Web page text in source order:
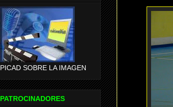
PICAD SOBRE LA IMAGEN
PATROCINADORES